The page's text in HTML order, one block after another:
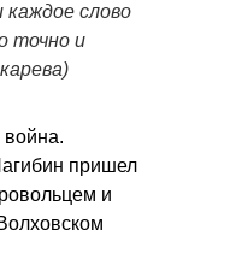
каждое слово
точно и
война.
пришел
и